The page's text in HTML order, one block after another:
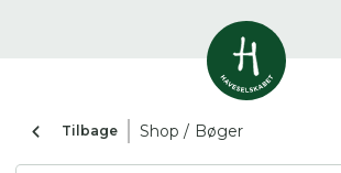
0resultater
Tilbage Shop / Bøger